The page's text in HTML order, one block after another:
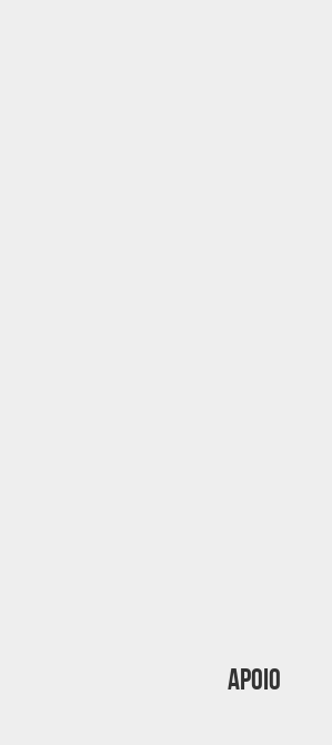
Apoio